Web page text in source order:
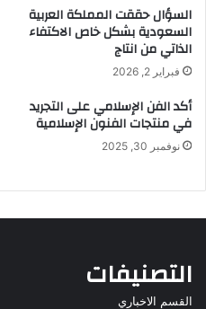
السؤال حققت المملكة العربية
السعودية بشكل خاص الاكتفاء
الذاتي من انتاج
فبراير 2, 2026
أكد الفن الإسلامي على التجريد
في منتجات الفنون الإسلامية
نوفمبر 30, 2025
التصنيفات
القسم الاخباري